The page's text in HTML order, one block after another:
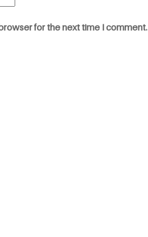
for the next time I comment.